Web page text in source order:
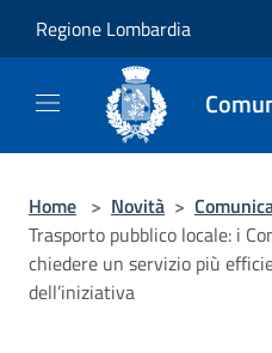
Regione Lombardia
Home > Novità >
Trasporto pubblico locale: i
chiedere un servizio più
dell’iniziativa